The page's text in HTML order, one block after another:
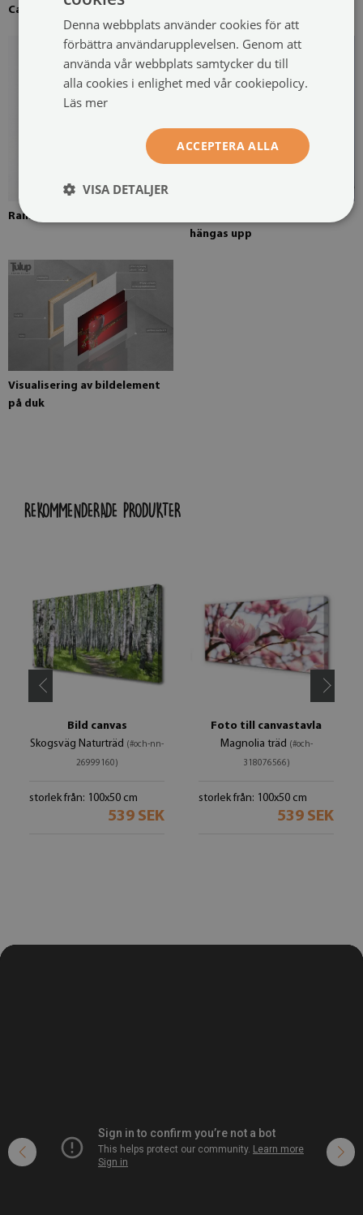
Canvas uppspänd över en ram
Rammonterad fjädring
hängas upp
Visualisering av bildelement
på duk
REKOMMENDERADE PRODUKTER
Bild canvas
Skogsväg Naturträd (#och-nn-
26999160)
storlek från: 100x50 cm
539 SEK
Foto till canvastavla
Magnolia träd (#och-
318076566)
storlek från: 100x50 cm
539 SEK
Denna webbplats använder cookies för att
förbättra användarupplevelsen. Genom att
använda vår webbplats samtycker du till
alla cookies i enlighet med vår cookiepolicy.
Läs mer
ACCEPTERA ALLA
VISA DETALJER